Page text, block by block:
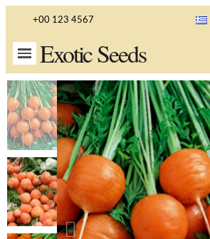
+00 123 4567
Exotic Seeds